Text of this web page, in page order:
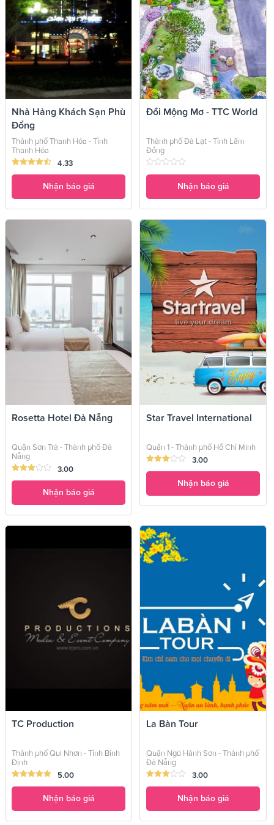
Nhà Hàng Khách Sạn Phù
Đổng
Thành phố Thanh Hóa - Tỉnh
Thanh Hóa
4.33
Nhận báo giá
Đồi Mộng Mơ - TTC World
Thành phố Đà Lạt - Tỉnh Lâm
Đồng
Nhận báo giá
Rosetta Hotel Đà Nẵng
Quận Sơn Trà - Thành phố Đà
Nẵng
3.00
Nhận báo giá
Star Travel International
Quận 1 - Thành phố Hồ Chí Minh
3.00
Nhận báo giá
TC Production
Thành phố Qui Nhơn - Tỉnh Bình
Định
5.00
Nhận báo giá
La Bàn Tour
Quận Ngũ Hành Sơn - Thành phố
Đà Nẵng
3.00
Nhận báo giá